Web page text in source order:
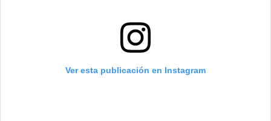
Ver esta publicación en Instagram